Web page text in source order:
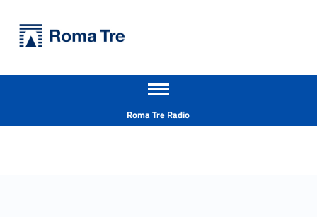
Prof. PAOLO LAZZARA - Università Roma Tre
Apri il menu secondario
Roma Tre Radio